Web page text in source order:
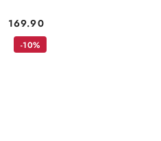
Cena:
169.90
-10%